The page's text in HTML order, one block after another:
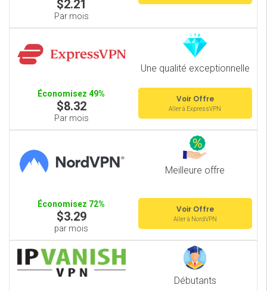
$2.21
Par mois
Une qualité exceptionnelle
Économisez 49%
$8.32
Par mois
Voir Offre
Aller à ExpressVPN
Meilleure offre
Économisez 72%
$3.29
par mois
Voir Offre
Aller à NordVPN
Débutants